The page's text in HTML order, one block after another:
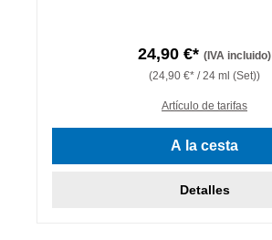
24,90 €* (IVA incluido)
(24,90 €* / 24 ml (Set))
Artículo de tarifas
A la cesta
Detalles